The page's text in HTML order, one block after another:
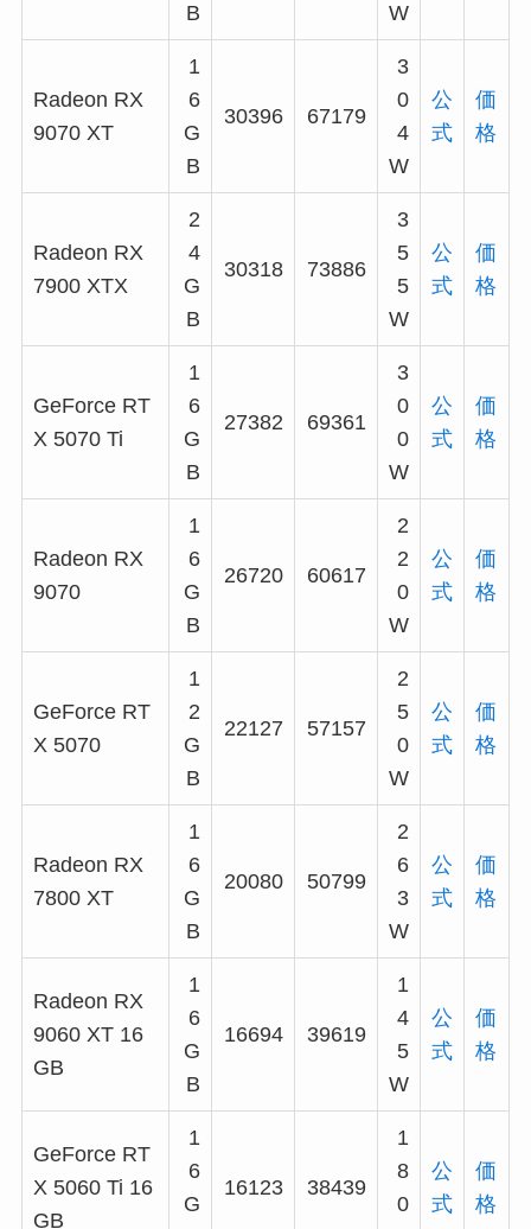
B
W
Radeon RX
9070 XT
1
6
G
B
30396 67179
3
0
4
W
公
式
価
格
Radeon RX
7900 XTX
2
4
G
B
30318 73886
3
5
5
W
公
式
価
格
GeForce RT
X 5070 Ti
1
6
G
B
27382 69361
3
0
0
W
公
式
価
格
Radeon RX
9070
1
6
G
B
26720 60617
2
2
0
W
公
式
価
格
GeForce RT
X 5070
1
2
G
B
22127 57157
2
5
0
W
公
式
価
格
Radeon RX
7800 XT
1
6
G
B
20080 50799
2
6
3
W
公
式
価
格
Radeon RX
9060 XT 16
GB
1
6
G
B
16694 39619
1
4
5
W
公
式
価
格
GeForce RT
X 5060 Ti 16
GB
1
6
G
16123 38439
1
8
0
公
式
価
格